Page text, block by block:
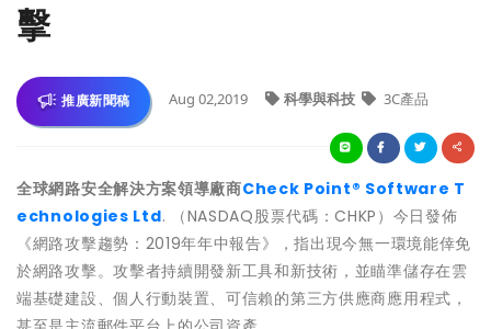
擊
推廣新聞稿 Aug 02,2019 科學與科技 3C產品
全球網路安全解決方案領導廠商Check Point® Software T
echnologies Ltd. （NASDAQ股票代碼：CHKP）今日發佈
《網路攻擊趨勢：2019年年中報告》，指出現今無一環境能倖免
於網路攻擊。攻擊者持續開發新工具和新技術，並瞄準儲存在雲
端基礎建設、個人行動裝置、可信賴的第三方供應商應用程式，